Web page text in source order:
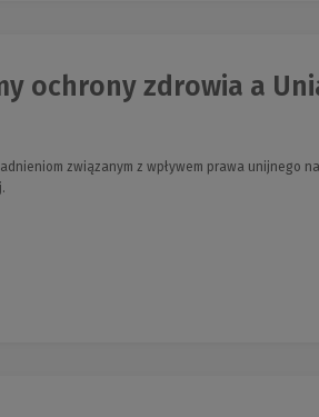
ochrony zdrowia a
związanym z wpływem prawa unijnego